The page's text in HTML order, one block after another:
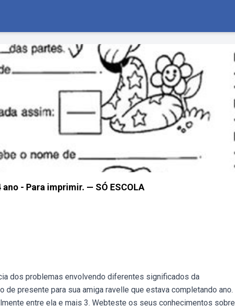
- Para imprimir. — SÓ ESCOLA
dos problemas envolvendo diferentes significados da
presente para sua amiga ravelle que estava completando ano.
entre ela e mais 3. Webteste os seus conhecimentos sobre